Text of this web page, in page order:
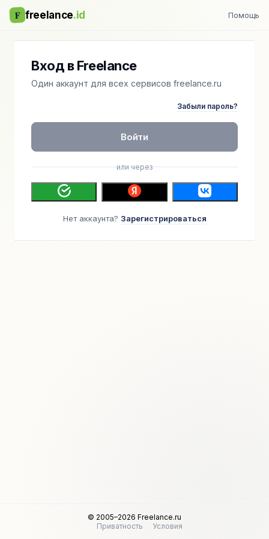
F freelance.id Помощь
Вход в Freelance
Один аккаунт для всех сервисов freelance.ru
Забыли пароль?
Войти
или через
Нет аккаунта? Зарегистрироваться
© 2005–2026 Freelance.ru
Приватность
Условия